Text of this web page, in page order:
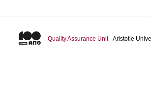
Quality Assurance Unit- Aristotle